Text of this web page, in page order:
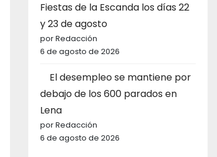
Fiestas de la Escanda los días 22
y 23 de agosto
por Redacción
6 de agosto de 2026
El desempleo se mantiene por
debajo de los 600 parados en
Lena
por Redacción
6 de agosto de 2026